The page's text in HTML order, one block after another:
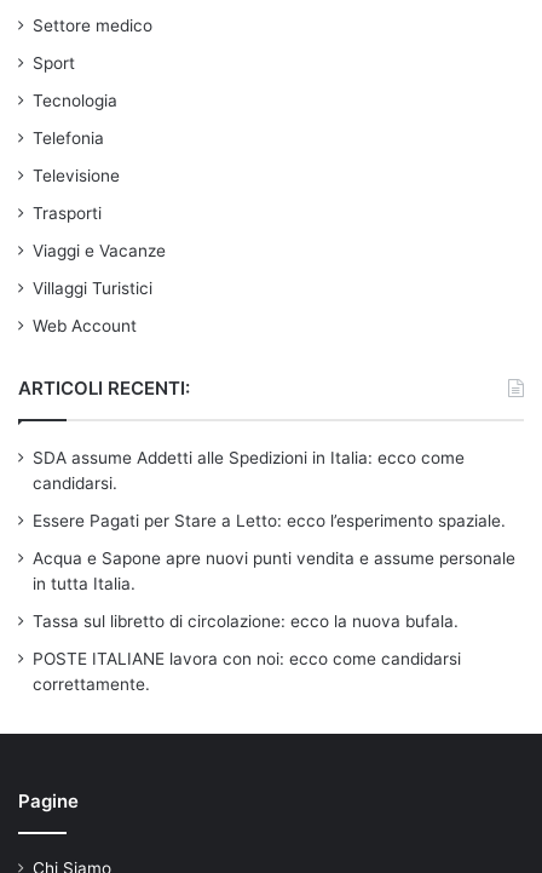
Settore medico
Sport
Tecnologia
Telefonia
Televisione
Trasporti
Viaggi e Vacanze
Villaggi Turistici
Web Account
ARTICOLI RECENTI:
SDA assume Addetti alle Spedizioni in Italia: ecco come
candidarsi.
Essere Pagati per Stare a Letto: ecco l’esperimento spaziale.
Acqua e Sapone apre nuovi punti vendita e assume personale
in tutta Italia.
Tassa sul libretto di circolazione: ecco la nuova bufala.
POSTE ITALIANE lavora con noi: ecco come candidarsi
correttamente.
Pagine
Chi Siamo